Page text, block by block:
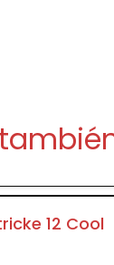
12 Cool